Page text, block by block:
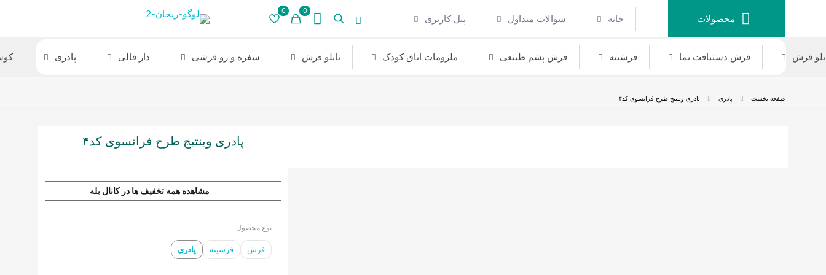
محصولات خانه سوالات متداول پنل کاربری
0
0
فرش فرش دستبافت نما فرشینه فرش پشم طبیعی ملزومات اتاق کودک تابلو فرش سفره و رو فرشی دار قالی پادری
صفحه نخست پادری پادری وینتیج طرح فرانسوی کد۴
پادری وینتیج طرح فرانسوی کد۴
مشاهده همه تخفیف ها در کانال بله
نوع محصول
فرش فرشینه پادری